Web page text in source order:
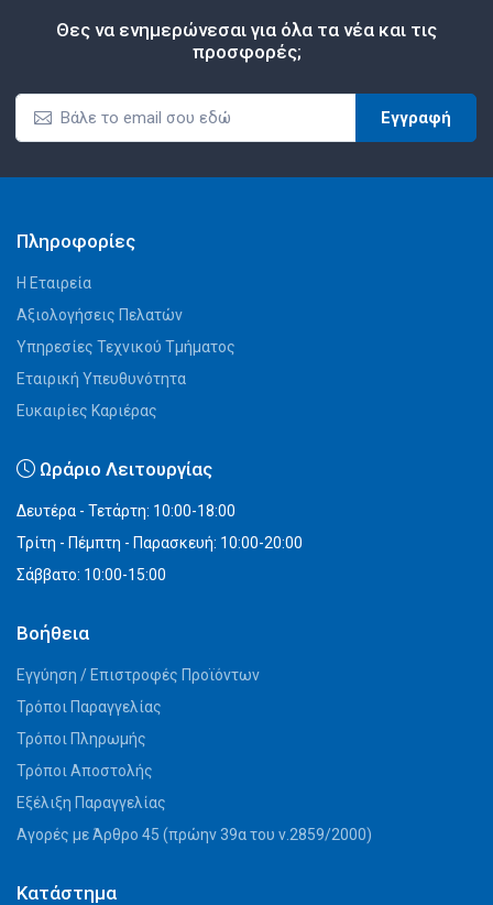
Θες να ενημερώνεσαι για όλα τα νέα και τις
προσφορές;
Εγγραφή
Πληροφορίες
Η Εταιρεία
Αξιολογήσεις Πελατών
Υπηρεσίες Τεχνικού Τμήματος
Εταιρική Υπευθυνότητα
Ευκαιρίες Καριέρας
Ωράριο Λειτουργίας
Δευτέρα - Τετάρτη: 10:00-18:00
Τρίτη - Πέμπτη - Παρασκευή: 10:00-20:00
Σάββατο: 10:00-15:00
Βοήθεια
Εγγύηση / Επιστροφές Προϊόντων
Τρόποι Παραγγελίας
Τρόποι Πληρωμής
Τρόποι Αποστολής
Εξέλιξη Παραγγελίας
Αγορές με Άρθρο 45 (πρώην 39α του ν.2859/2000)
Κατάστημα